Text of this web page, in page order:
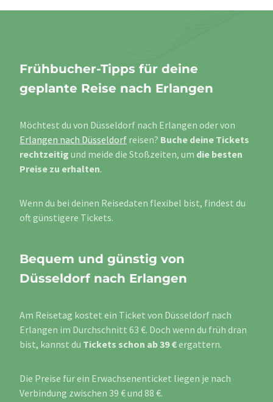
Frühbucher-Tipps für deine
geplante Reise nach Erlangen
Möchtest du von Düsseldorf nach Erlangen oder von
Erlangen nach Düsseldorf reisen? Buche deine Tickets
rechtzeitig und meide die Stoßzeiten, um die besten
Preise zu erhalten.
Wenn du bei deinen Reisedaten flexibel bist, findest du
oft günstigere Tickets.
Bequem und günstig von
Düsseldorf nach Erlangen
Am Reisetag kostet ein Ticket von Düsseldorf nach
Erlangen im Durchschnitt 63 €. Doch wenn du früh dran
bist, kannst du Tickets schon ab 39 €ergattern.
Die Preise für ein Erwachsenenticket liegen je nach
Verbindung zwischen 39 € und 88 €.